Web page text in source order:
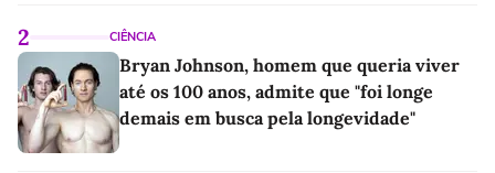
2 CIÊNCIA
Bryan Johnson, homem que queria viver
até os 100 anos, admite que "foi longe
demais em busca pela longevidade"